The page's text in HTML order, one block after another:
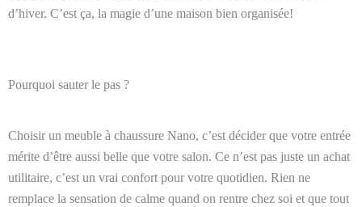
d’hiver. C’est ça, la magie d’une maison bien organisée!
Pourquoi sauter le pas ?
Choisir un meuble à chaussure Nano, c’est décider que votre entrée
mérite d’être aussi belle que votre salon. Ce n’est pas juste un achat
utilitaire, c’est un vrai confort pour votre quotidien. Rien ne
remplace la sensation de calme quand on rentre chez soi et que tout